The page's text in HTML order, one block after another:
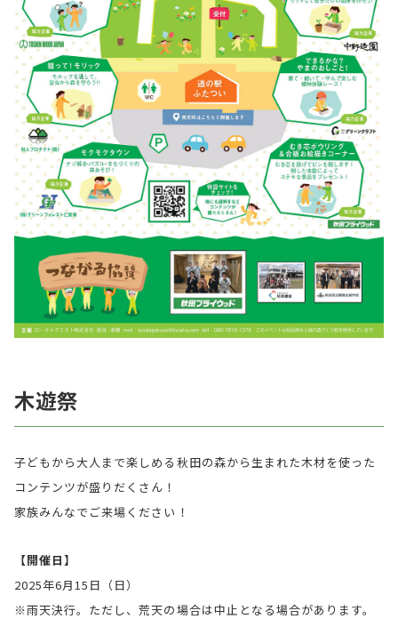
木遊祭
子どもから大人まで楽しめる秋田の森から生まれた木材を使った
コンテンツが盛りだくさん！
家族みんなでご来場ください！
【開催日】
2025年6月15日（日）
※雨天決行。ただし、荒天の場合は中止となる場合があります。